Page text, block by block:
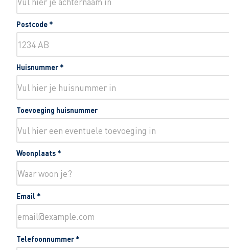
Postcode *
Huisnummer *
Toevoeging huisnummer
Woonplaats *
Email *
Telefoonnummer *